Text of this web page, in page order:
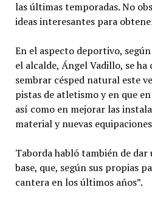
las últimas temporadas. No
ideas interesantes para
En el aspecto deportivo,
el alcalde, Ángel Vadillo, se
sembrar césped natural este
pistas de atletismo y en que
así como en mejorar las
material y nuevas
Taborda habló también de
base, que, según sus propias
cantera en los últimos años”.